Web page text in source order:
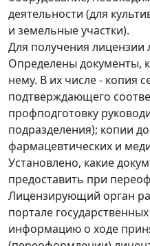
деятельности (для
и земельные участки).
Для получения лицензии
Определены документы,
нему. В их числе - копия
подтверждающего
профподготовку
подразделения); копии
фармацевтических и
Установлено, какие
предоставить при
Лицензирующий орган
портале
информацию о ходе